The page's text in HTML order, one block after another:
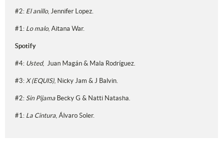
#2: El anillo, Jennifer Lopez.
#1: Lo malo, Aitana War.
Spotify
#4: Usted, Juan Magán & Mala Rodríguez.
#3: X (EQUIS), Nicky Jam & J Balvin.
#2: Sin Pijama Becky G & Natti Natasha.
#1: La Cintura, Álvaro Soler.